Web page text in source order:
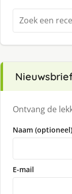
Zoeken
naar:
Ontvang de
Naam (optioneel)
E-mail